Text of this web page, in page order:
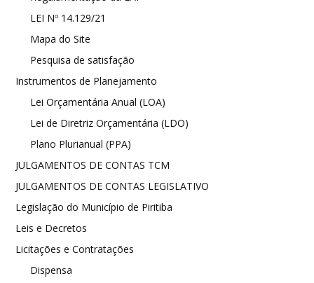
LEI Nº 14.129/21
Mapa do Site
Pesquisa de satisfação
Instrumentos de Planejamento
Lei Orçamentária Anual (LOA)
Lei de Diretriz Orçamentária (LDO)
Plano Plurianual (PPA)
JULGAMENTOS DE CONTAS TCM
JULGAMENTOS DE CONTAS LEGISLATIVO
Legislação do Município de Piritiba
Leis e Decretos
Licitações e Contratações
Dispensa